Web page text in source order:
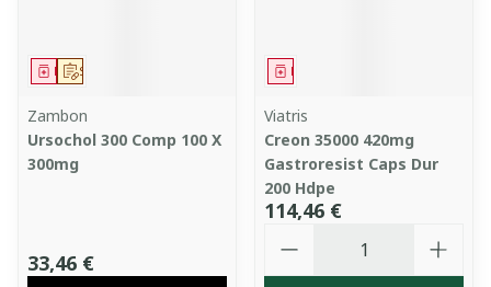
Sur prescription
Médicament
Zambon
Ursochol 300 Comp 100 X
300mg
33,46 €
Médicament
Viatris
Creon 35000 420mg
Gastroresist Caps Dur
200 Hdpe
114,46 €